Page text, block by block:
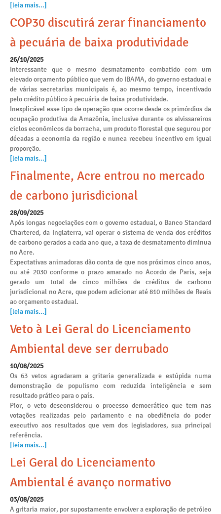
[leia mais...]
COP30 discutirá zerar financiamento
à pecuária de baixa produtividade
26/10/2025
Interessante que o mesmo desmatamento combatido com um
elevado orçamento público que vem do IBAMA, do governo estadual e
de várias secretarias municipais é, ao mesmo tempo, incentivado
pelo crédito público à pecuária de baixa produtividade.
Inexplicável esse tipo de operação que ocorre desde os primórdios da
ocupação produtiva da Amazônia, inclusive durante os alvissareiros
ciclos econômicos da borracha, um produto florestal que segurou por
décadas a economia da região e nunca recebeu incentivo em igual
proporção.
[leia mais...]
Finalmente, Acre entrou no mercado
de carbono jurisdicional
28/09/2025
Após longas negociações com o governo estadual, o Banco Standard
Chartered, da Inglaterra, vai operar o sistema de venda dos créditos
de carbono gerados a cada ano que, a taxa de desmatamento diminua
no Acre.
Expectativas animadoras dão conta de que nos próximos cinco anos,
ou até 2030 conforme o prazo amarado no Acordo de Paris, seja
gerado um total de cinco milhões de créditos de carbono
jurisdicional no Acre, que podem adicionar até 810 milhões de Reais
ao orçamento estadual.
[leia mais...]
Veto à Lei Geral do Licenciamento
Ambiental deve ser derrubado
10/08/2025
Os 63 vetos agradaram a gritaria generalizada e estúpida numa
demonstração de populismo com reduzida inteligência e sem
resultado prático para o país.
Pior, o veto desconsiderou o processo democrático que tem nas
votações realizadas pelo parlamento e na obediência do poder
executivo aos resultados que vem dos legisladores, sua principal
referência.
[leia mais...]
Lei Geral do Licenciamento
Ambiental é avanço normativo
03/08/2025
A gritaria maior, por supostamente envolver a exploração de petróleo